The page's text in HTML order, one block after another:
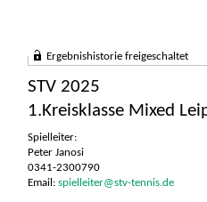
Ergebnishistorie freigeschaltet
STV 2025
1.Kreisklasse Mixed
Spielleiter:
Peter Janosi
0341-2300790
Email: spielleiter@stv-tennis.de